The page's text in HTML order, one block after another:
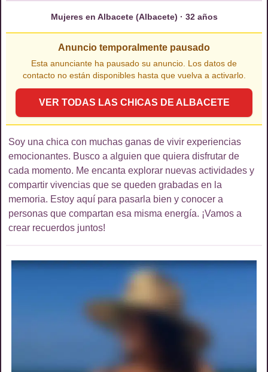
Mujeres en Albacete (Albacete) · 32 años
Anuncio temporalmente pausado
Esta anunciante ha pausado su anuncio. Los datos de
contacto no están disponibles hasta que vuelva a activarlo.
VER TODAS LAS CHICAS DE ALBACETE
Soy una chica con muchas ganas de vivir experiencias
emocionantes. Busco a alguien que quiera disfrutar de
cada momento. Me encanta explorar nuevas actividades y
compartir vivencias que se queden grabadas en la
memoria. Estoy aquí para pasarla bien y conocer a
personas que compartan esa misma energía. ¡Vamos a
crear recuerdos juntos!